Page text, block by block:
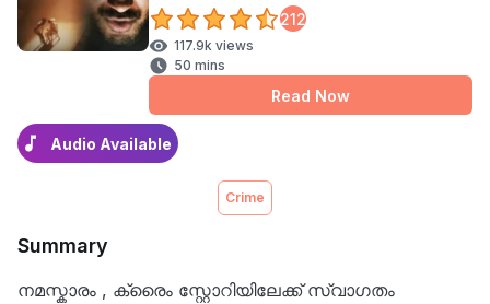
212
117.9k views
50 mins
Read Now
Audio Available
Crime
Summary
നമസ്കാരം , ക്രൈം സ്റ്റോറിയിലേക്ക് സ്വാഗതം